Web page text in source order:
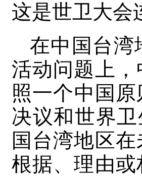
这是世卫大会
在中国台湾
活动问题上
照一个中国
决议和世界
国台湾地区
根据、理由